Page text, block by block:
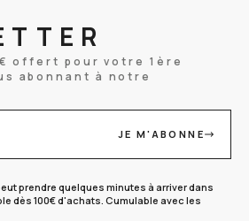
offert pour votre 1ère
abonnant à notre
JE M'ABONNE
prendre quelques minutes à arriver dans
dès 100€ d'achats. Cumulable avec les